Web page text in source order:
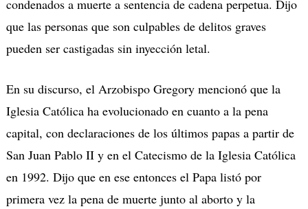
condenados a muerte a sentencia de cadena perpetua. Dijo
que las personas que son culpables de delitos graves
pueden ser castigadas sin inyección letal.
En su discurso, el Arzobispo Gregory mencionó que la
Iglesia Católica ha evolucionado en cuanto a la pena
capital, con declaraciones de los últimos papas a partir de
San Juan Pablo II y en el Catecismo de la Iglesia Católica
en 1992. Dijo que en ese entonces el Papa listó por
primera vez la pena de muerte junto al aborto y la